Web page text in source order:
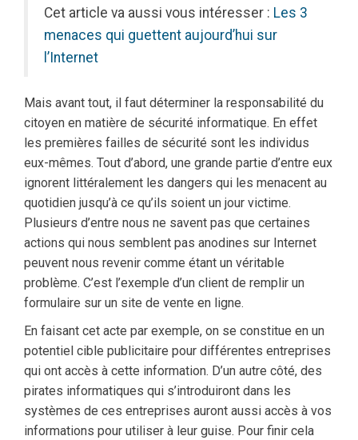
Cet article va aussi vous intéresser : Les 3
menaces qui guettent aujourd’hui sur
l’Internet
Mais avant tout, il faut déterminer la responsabilité du
citoyen en matière de sécurité informatique. En effet
les premières failles de sécurité sont les individus
eux-mêmes. Tout d’abord, une grande partie d’entre eux
ignorent littéralement les dangers qui les menacent au
quotidien jusqu’à ce qu’ils soient un jour victime.
Plusieurs d’entre nous ne savent pas que certaines
actions qui nous semblent pas anodines sur Internet
peuvent nous revenir comme étant un véritable
problème. C’est l’exemple d’un client de remplir un
formulaire sur un site de vente en ligne.
En faisant cet acte par exemple, on se constitue en un
potentiel cible publicitaire pour différentes entreprises
qui ont accès à cette information. D’un autre côté, des
pirates informatiques qui s’introduiront dans les
systèmes de ces entreprises auront aussi accès à vos
informations pour utiliser à leur guise. Pour finir cela